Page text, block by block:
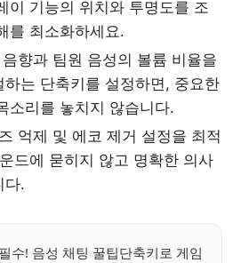
이 기능의 위치와 투명도를 조
를 최소화하세요.
향과 팀원 음성의 볼륨 비율을
하는 단축키를 설정하면, 중요한
소리를 놓치지 않습니다.
억제 및 에코 제거 설정을 최적
드에 묻히지 않고 명확한 의사
다.
수! 음성 채팅 꿀팁단축키로 게임